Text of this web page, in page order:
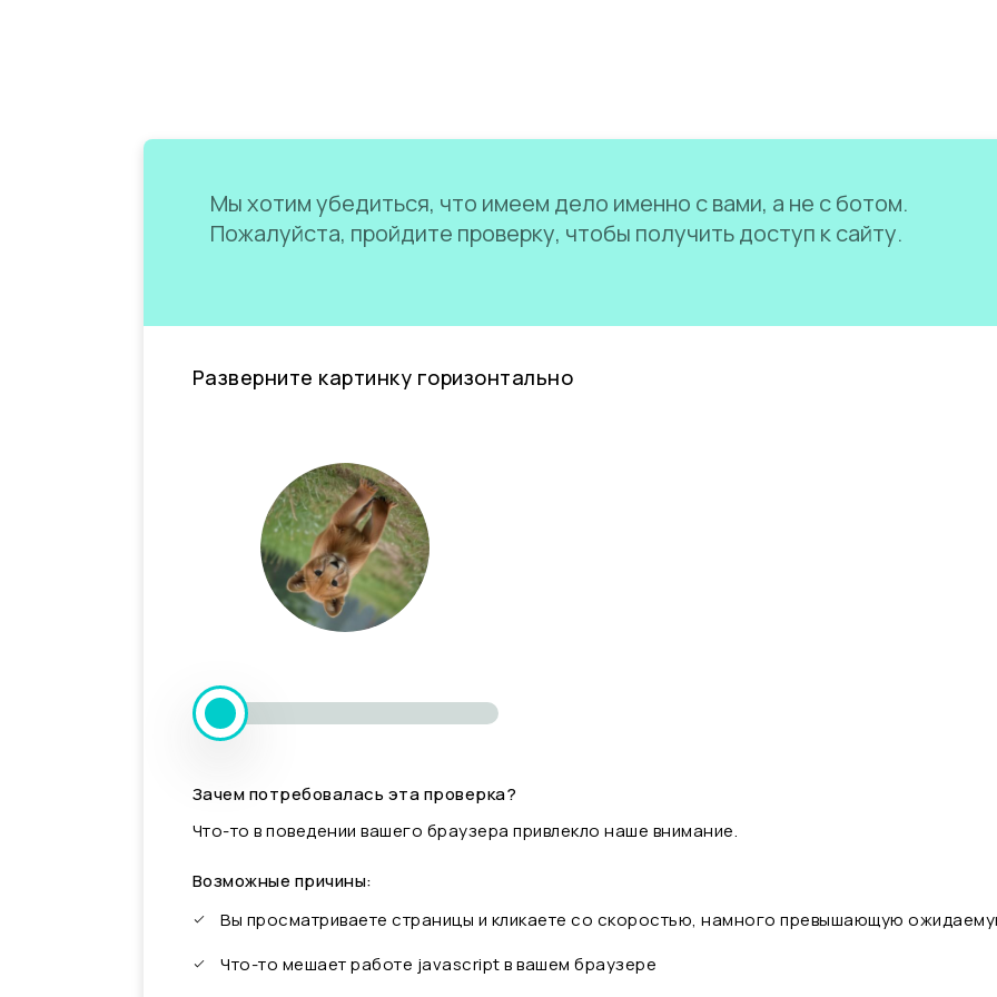
Мы хотим убедиться, что имеем дело именно с вами, а не с ботом.
Пожалуйста, пройдите проверку, чтобы получить доступ к сайту.
Разверните картинку горизонтально
Зачем потребовалась эта проверка?
Что-то в поведении вашего браузера привлекло наше внимание.
Возможные причины:
Вы просматриваете страницы и кликаете со скоростью, намного превышающую
Что-то мешает работе javascript в вашем браузере